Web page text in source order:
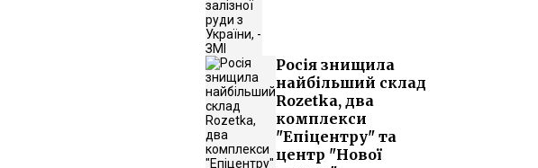
Росія знищила
найбільший склад
Rozetka, два
комплекси
"Епіцентру" та
центр "Нової